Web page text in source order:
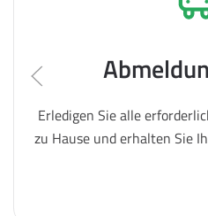
Erledigen Sie alle
zu Hause und erhalten Sie